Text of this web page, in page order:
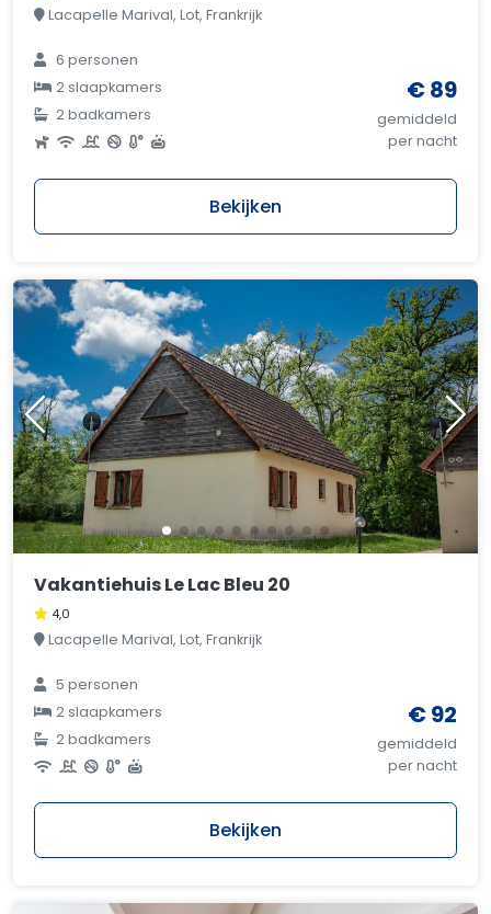
Lacapelle Marival, Lot, Frankrijk
6 personen
2 slaapkamers
2 badkamers
€ 89
gemiddeld
per nacht
Bekijken
Vakantiehuis Le Lac Bleu 20
4,0
Lacapelle Marival, Lot, Frankrijk
5 personen
2 slaapkamers
2 badkamers
€ 92
gemiddeld
per nacht
Bekijken